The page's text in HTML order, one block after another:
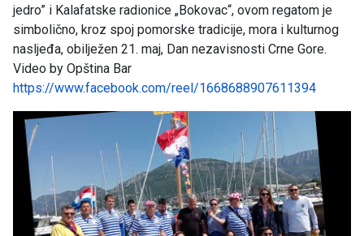
jedro” i Kalafatske radionice „Bokovac“, ovom regatom je
simbolično, kroz spoj pomorske tradicije, mora i kulturnog
nasljeđa, obilježen 21. maj, Dan nezavisnosti Crne Gore.
Video by Opština Bar
https://www.facebook.com/reel/1668688907611394